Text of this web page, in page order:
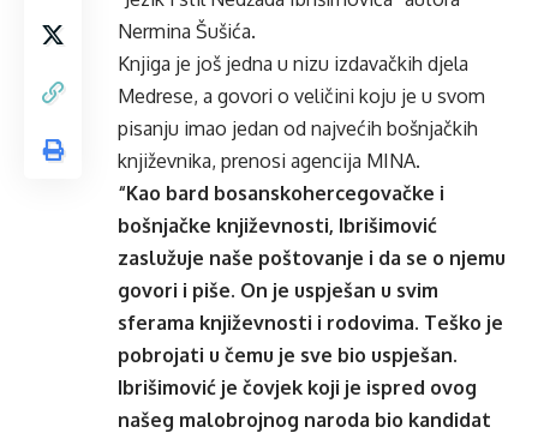
Nermina Šušića.
Knjiga je još jedna u nizu izdavačkih djela
Medrese, a govori o veličini koju je u svom
pisanju imao jedan od najvećih bošnjačkih
književnika, prenosi agencija MINA.
“Kao bard bosanskohercegovačke i
bošnjačke književnosti, Ibrišimović
zaslužuje naše poštovanje i da se o njemu
govori i piše. On je uspješan u svim
sferama književnosti i rodovima. Teško je
pobrojati u čemu je sve bio uspješan.
Ibrišimović je čovjek koji je ispred ovog
našeg malobrojnog naroda bio kandidat